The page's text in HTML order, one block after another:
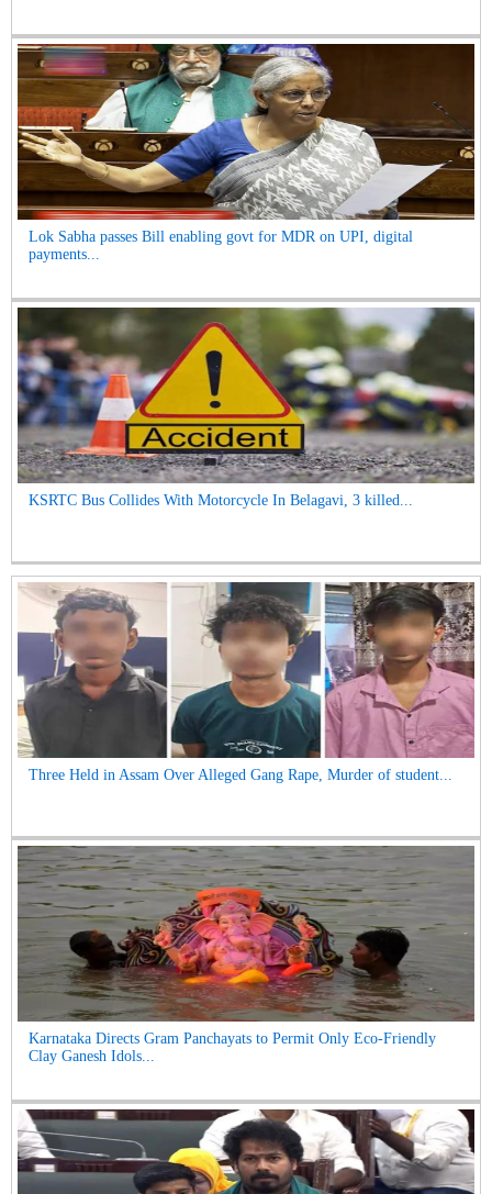
Lok Sabha passes Bill enabling govt for MDR on UPI, digital
payments...
KSRTC Bus Collides With Motorcycle In Belagavi, 3 killed...
Three Held in Assam Over Alleged Gang Rape, Murder of student...
Karnataka Directs Gram Panchayats to Permit Only Eco-Friendly
Clay Ganesh Idols...